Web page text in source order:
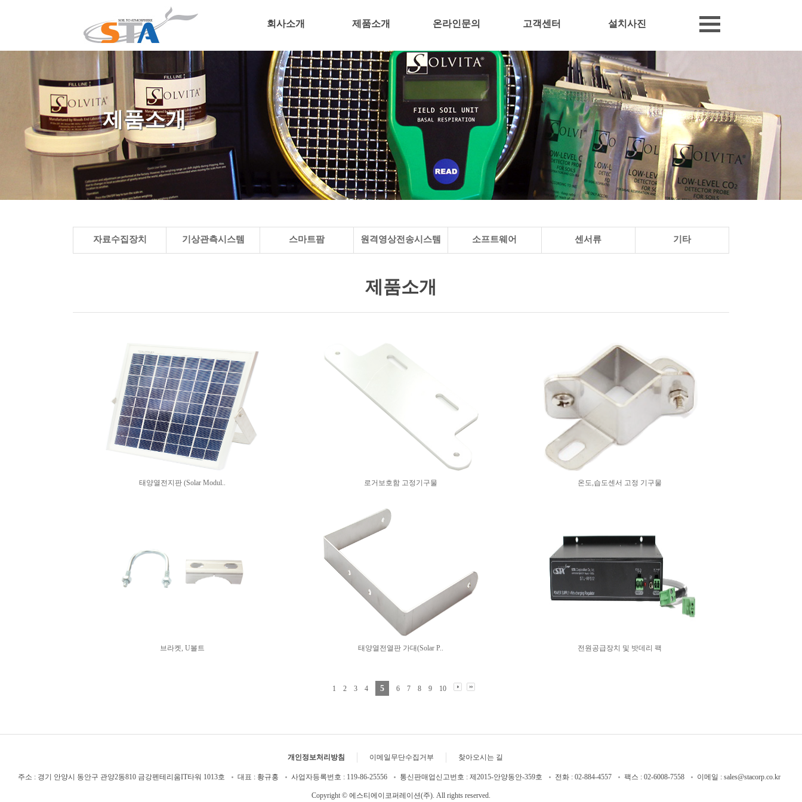
회사소개 제품소개 온라인문의 고객센터 설치사진
제품소개
자료수집장치 기상관측시스템 스마트팜 원격영상전송시스템 소프트웨어 센서류 기타
제품소개
태양열전지판 (Solar Modul.. 로거보호함 고정기구물 온도,습도센서 고정 기구물
브라켓, U볼트 태양열전열판 가대(Solar P.. 전원공급장치 및 밧데리 팩
1 2 3 4 5 6 7 8 9 10
개인정보처리방침 이메일무단수집거부 찾아오시는 길
주소 : 경기 안양시 동안구 관양2동810 금강펜테리움IT타워 1013호 대표 : 황규홍 사업자등록번호 : 119-86-25556 통신판매업신고번호 : 제2015-안양동안-359호 전화 : 02-884-4557 팩스 : 02-6008-7558 이메일 : sales@stacorp.co.kr
Copyright © 에스티에이코퍼레이션(주). All rights reserved.